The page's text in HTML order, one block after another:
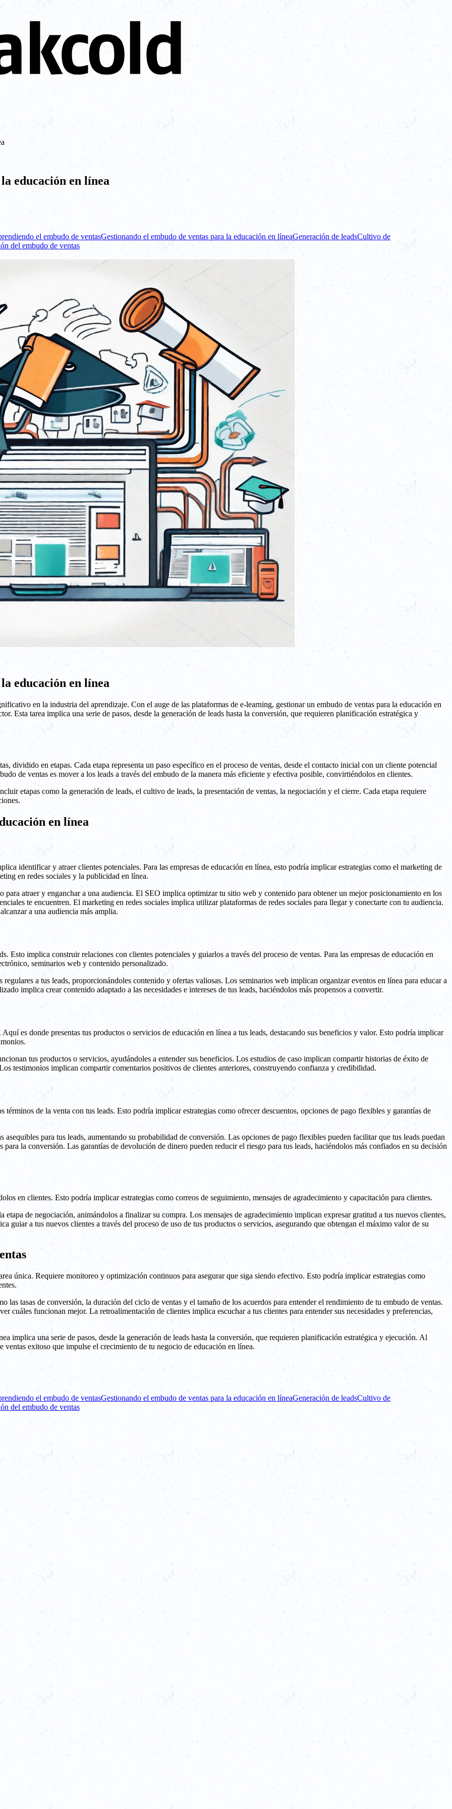
educación en línea
el embudo de ventasGestionando el embudo de ventas para la educación en líneaGeneración de leadsCultivo de
del embudo de ventas
educación en línea
en la industria del aprendizaje. Con el auge de las plataformas de e-learning, gestionar un embudo de ventas para la educación en
Esta tarea implica una serie de pasos, desde la generación de leads hasta la conversión, que requieren planificación estratégica y
dividido en etapas. Cada etapa representa un paso específico en el proceso de ventas, desde el contacto inicial con un cliente potencial
de ventas es mover a los leads a través del embudo de la manera más eficiente y efectiva posible, convirtiéndolos en clientes.
etapas como la generación de leads, el cultivo de leads, la presentación de ventas, la negociación y el cierre. Cada etapa requiere
en línea
identificar y atraer clientes potenciales. Para las empresas de educación en línea, esto podría implicar estrategias como el marketing de
en redes sociales y la publicidad en línea.
atraer y enganchar a una audiencia. El SEO implica optimizar tu sitio web y contenido para obtener un mejor posicionamiento en los
te encuentren. El marketing en redes sociales implica utilizar plataformas de redes sociales para llegar y conectarte con tu audiencia.
a una audiencia más amplia.
Esto implica construir relaciones con clientes potenciales y guiarlos a través del proceso de ventas. Para las empresas de educación en
seminarios web y contenido personalizado.
a tus leads, proporcionándoles contenido y ofertas valiosas. Los seminarios web implican organizar eventos en línea para educar a
implica crear contenido adaptado a las necesidades e intereses de tus leads, haciéndolos más propensos a convertir.
es donde presentas tus productos o servicios de educación en línea a tus leads, destacando sus beneficios y valor. Esto podría implicar
tus productos o servicios, ayudándoles a entender sus beneficios. Los estudios de caso implican compartir historias de éxito de
testimonios implican compartir comentarios positivos de clientes anteriores, construyendo confianza y credibilidad.
términos de la venta con tus leads. Esto podría implicar estrategias como ofrecer descuentos, opciones de pago flexibles y garantías de
asequibles para tus leads, aumentando su probabilidad de conversión. Las opciones de pago flexibles pueden facilitar que tus leads puedan
la conversión. Las garantías de devolución de dinero pueden reducir el riesgo para tus leads, haciéndolos más confiados en su decisión
en clientes. Esto podría implicar estrategias como correos de seguimiento, mensajes de agradecimiento y capacitación para clientes.
etapa de negociación, animándolos a finalizar su compra. Los mensajes de agradecimiento implican expresar gratitud a tus nuevos clientes,
guiar a tus nuevos clientes a través del proceso de uso de tus productos o servicios, asegurando que obtengan el máximo valor de su
única. Requiere monitoreo y optimización continuos para asegurar que siga siendo efectivo. Esto podría implicar estrategias como
las tasas de conversión, la duración del ciclo de ventas y el tamaño de los acuerdos para entender el rendimiento de tu embudo de ventas.
cuáles funcionan mejor. La retroalimentación de clientes implica escuchar a tus clientes para entender sus necesidades y preferencias,
implica una serie de pasos, desde la generación de leads hasta la conversión, que requieren planificación estratégica y ejecución. Al
exitoso que impulse el crecimiento de tu negocio de educación en línea.
el embudo de ventasGestionando el embudo de ventas para la educación en líneaGeneración de leadsCultivo de
del embudo de ventas